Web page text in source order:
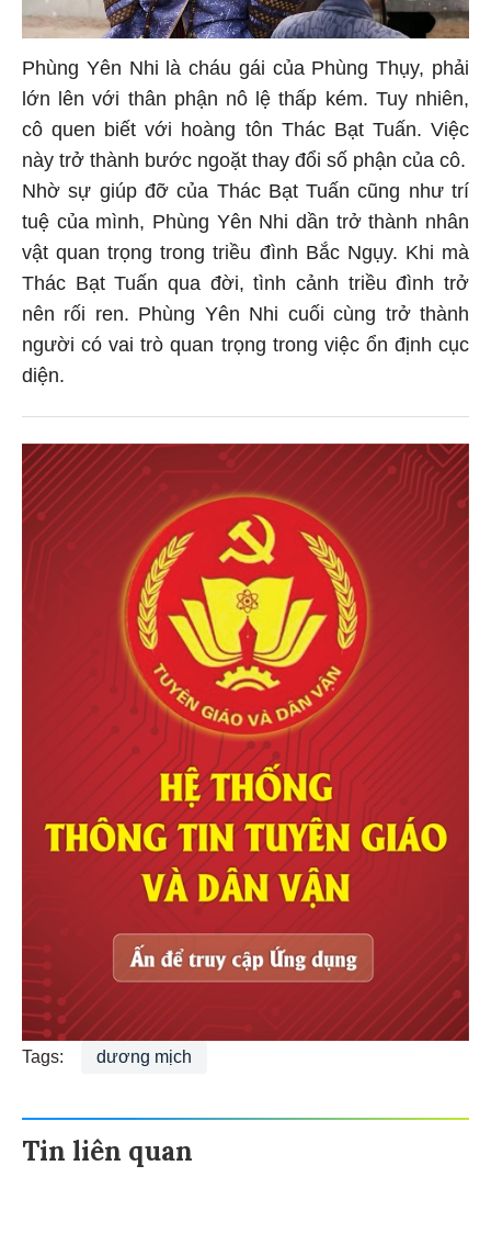
Phùng Yên Nhi là cháu gái của Phùng Thụy, phải
lớn lên với thân phận nô lệ thấp kém. Tuy nhiên,
cô quen biết với hoàng tôn Thác Bạt Tuấn. Việc
này trở thành bước ngoặt thay đổi số phận của cô.
Nhờ sự giúp đỡ của Thác Bạt Tuấn cũng như trí
tuệ của mình, Phùng Yên Nhi dần trở thành nhân
vật quan trọng trong triều đình Bắc Ngụy. Khi mà
Thác Bạt Tuấn qua đời, tình cảnh triều đình trở
nên rối ren. Phùng Yên Nhi cuối cùng trở thành
người có vai trò quan trọng trong việc ổn định cục
diện.
Tags: dương mịch
Tin liên quan